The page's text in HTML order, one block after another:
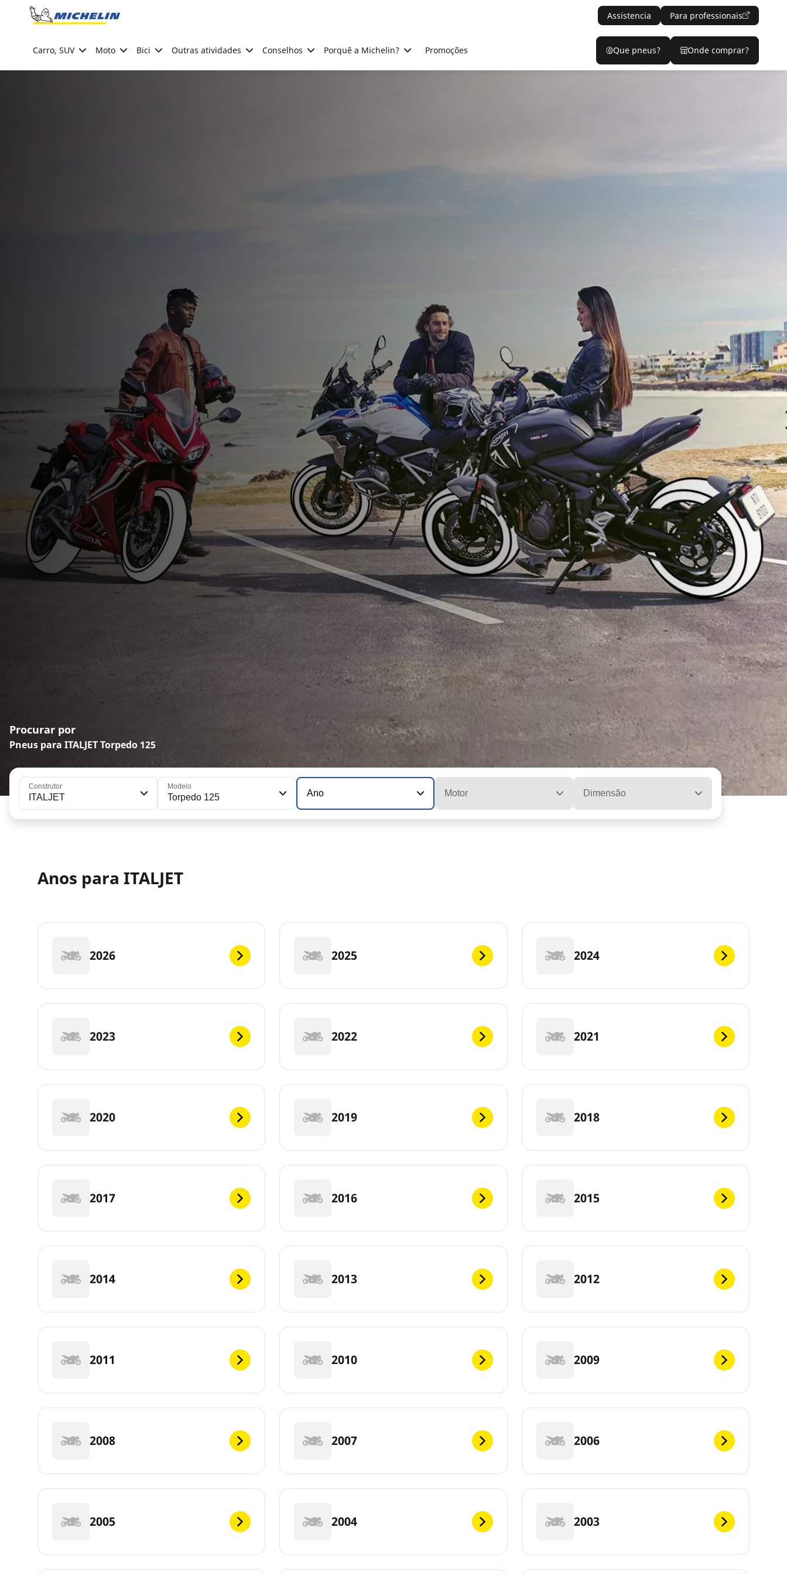
Go to page content
Assistencia Para professionais
Carro, SUV Moto Bici Outras atividades Conselhos Porquê a Michelin? Promoções Que pneus? Onde comprar?
Procurar por
Pneus para ITALJET Torpedo 125
Construtor
ITALJET
Modelo
Torpedo 125 Ano Motor Dimensão
Anos para ITALJET
2026 2025 2024
2023 2022 2021
2020 2019 2018
2017 2016 2015
2014 2013 2012
2011 2010 2009
2008 2007 2006
2005 2004 2003